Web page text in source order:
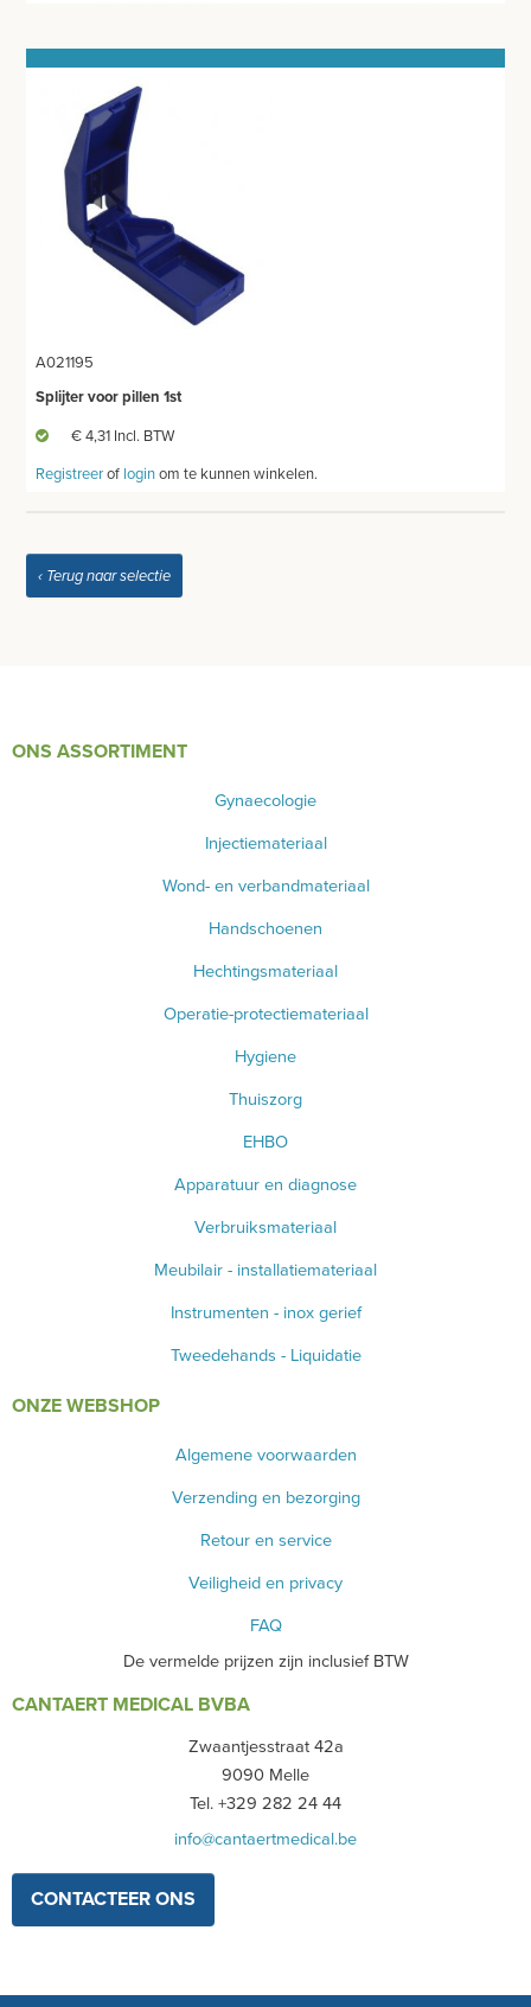
INSTRUMENTEN - INOX GERIEF
TWEEDEHANDS - LIQUIDATIE
PRODUCT NIET GEVONDEN?
A021195
Splijter voor pillen 1st
€ 4,31 Incl. BTW
Registreerof loginom te kunnen winkelen.
‹ Terug naar selectie
ONS ASSORTIMENT
Gynaecologie
Injectiemateriaal
Wond- en verbandmateriaal
Handschoenen
Hechtingsmateriaal
Operatie-protectiemateriaal
Hygiene
Thuiszorg
EHBO
Apparatuur en diagnose
Verbruiksmateriaal
Meubilair - installatiemateriaal
Instrumenten - inox gerief
Tweedehands - Liquidatie
ONZE WEBSHOP
Algemene voorwaarden
Verzending en bezorging
Retour en service
Veiligheid en privacy
FAQ
De vermelde prijzen zijn inclusief BTW
CANTAERT MEDICAL BVBA
Zwaantjesstraat 42a
9090 Melle
Tel. +329 282 24 44
info@cantaertmedical.be
CONTACTEER ONS